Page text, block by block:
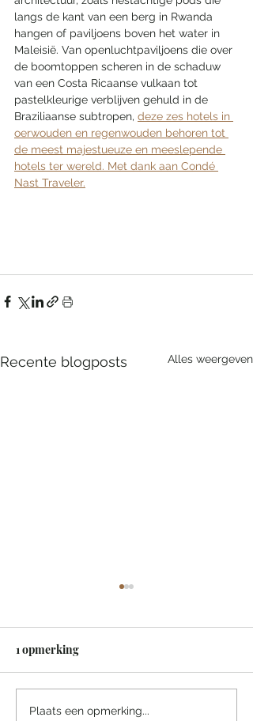
langs de kant van een berg in Rwanda
hangen of paviljoens boven het water in
Maleisië. Van openluchtpaviljoens die over
de boomtoppen scheren in de schaduw
van een Costa Ricaanse vulkaan tot
pastelkleurige verblijven gehuld in de
Braziliaanse subtropen, deze zes hotels in
oerwouden en regenwouden behoren tot
de meest majestueuze en meeslepende
hotels ter wereld. Met dank aan Condé
Nast Traveler.
Recente blogposts Alles weergeven
Een sprookjesachtige
1 opmerking
Plaats een opmerking...